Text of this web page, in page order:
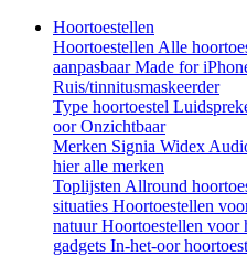
Hoortoestellen
Hoortoestellen Alle
aanpasbaarMade for
Ruis/tinnitusmaskeerder
Type hoortoestel
oorOnzichtbaar
Merken Signia Widex
hier alle merken
Toplijsten Allround
situaties Hoortoestellen
natuurHoortoestellen voor
gadgets In-het-oor